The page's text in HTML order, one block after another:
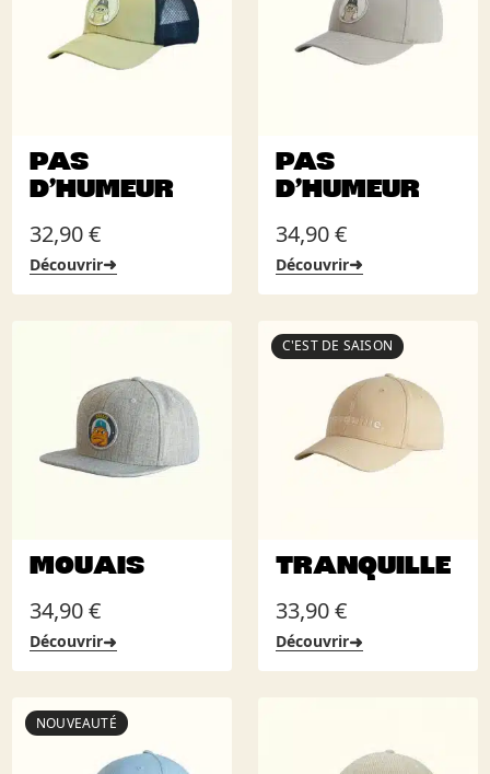
PAS
D’HUMEUR
32,90€
Découvrir➜
PAS
D’HUMEUR
34,90€
Découvrir➜
MOUAIS
34,90€
Découvrir➜
C'EST DE SAISON
TRANQUILLE
33,90€
Découvrir➜
NOUVEAUTÉ